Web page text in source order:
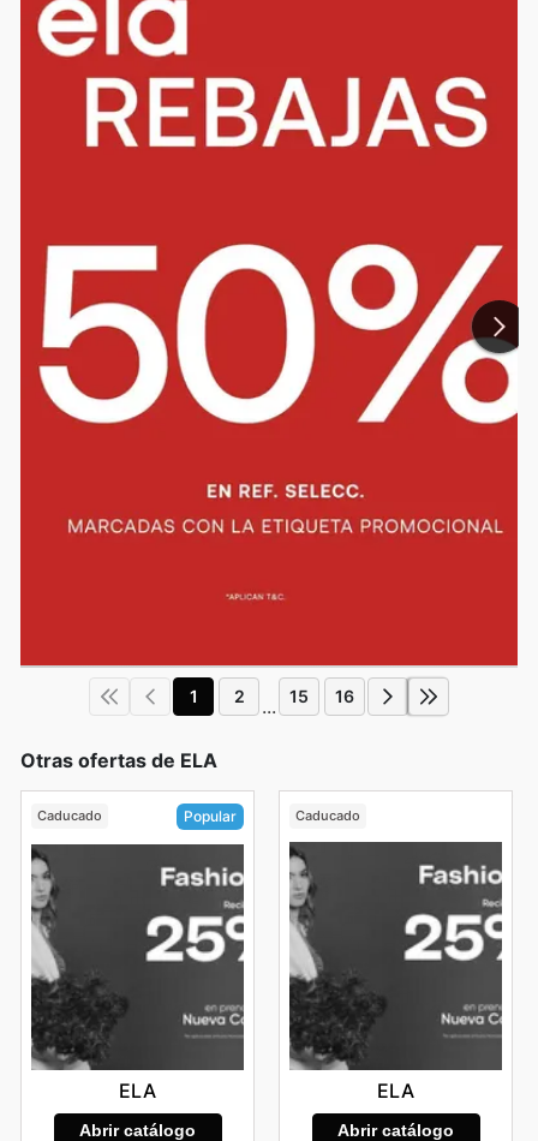
1 2 ... 15 16
Otras ofertas de ELA
Caducado Popular
ELA
Abrir catálogo
Caducado
ELA
Abrir catálogo